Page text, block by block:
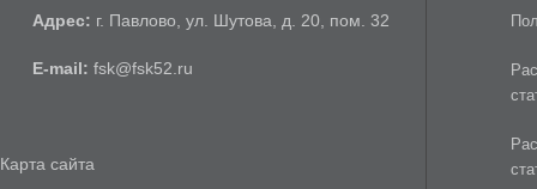
Адрес: г. Павлово, ул. Шутова, д. 20, пом. 32
E-mail: fsk@fsk52.ru
Карта сайта